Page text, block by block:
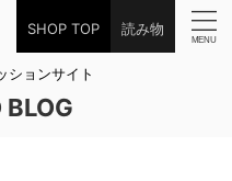
SHOP TOP 読み物
ションサイト
BLOG